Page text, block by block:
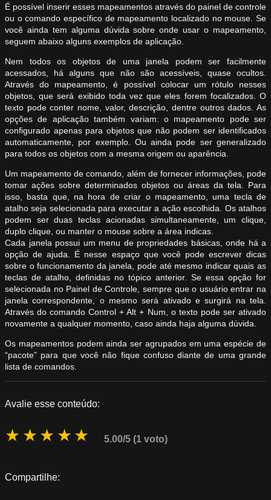
É possível inserir esses mapeamentos através do painel de controle
ou o comando específico de mapeamento localizado no mouse. Se
você ainda tem alguma dúvida sobre onde usar o mapeamento,
seguem abaixo alguns exemplos de aplicação.
Nem todos os objetos de uma janela podem ser facilmente
acessados, há alguns que não são acessíveis, quase ocultos.
Através do mapeamento, é possível colocar um rótulo nesses
objetos, que será exibido toda vez que eles forem focalizados. O
texto pode conter nome, valor, descrição, dentre outros dados. As
opções de aplicação também variam: o mapeamento pode ser
configurado apenas para objetos que não podem ser identificados
automaticamente, por exemplo. Ou ainda pode ser generalizado
para todos os objetos com a mesma origem ou aparência.
Um mapeamento de comando, além de fornecer informações, pode
tomar ações sobre determinados objetos ou áreas da tela. Para
isso, basta que, na hora de criar o mapeamento, uma tecla de
atalho seja selecionada para executar a ação escolhida. Os atalhos
podem ser duas teclas acionadas simultaneamente, um clique,
duplo clique, ou manter o mouse sobre a área indicas.
Cada janela possui um menu de propriedades básicas, onde há a
opção de ajuda. É nesse espaço que você pode escrever dicas
sobre o funcionamento da janela, pode até mesmo indicar quais as
teclas de atalho, definidas no tópico anterior. Se essa opção for
selecionada no Painel de Controle, sempre que o usuário entrar na
janela correspondente, o mesmo será ativado e surgirá na tela.
Através do comando Control + Alt + Num, o texto pode ser ativado
novamente a qualquer momento, caso ainda haja alguma dúvida.
Os mapeamentos podem ainda ser agrupados em uma espécie de
“pacote” para que você não fique confuso diante de uma grande
lista de comandos.
Avalie esse conteúdo:
★
★
★
★
★ 5.00/5 (1 voto)
Compartilhe: